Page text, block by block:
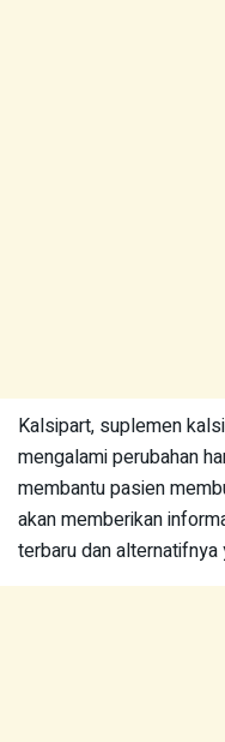
Kalsipart, suplemen
mengalami perubahan
membantu pasien
akan memberikan
terbaru dan alternatifnya